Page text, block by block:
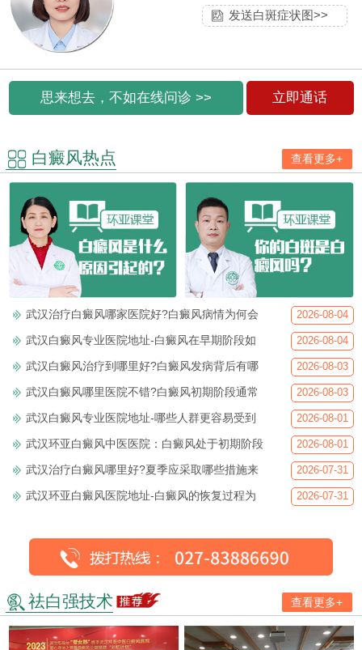
发送白斑症状图>>
思来想去，不如在线问诊 >> 立即通话
白癜风热点 查看更多+
武汉治疗白癜风哪家医院好?白癜风病情为何会 2026-08-04
武汉白癜风专业医院地址-白癜风在早期阶段如 2026-08-04
武汉白癜风治疗到哪里好?白癜风发病背后有哪 2026-08-03
武汉白癜风哪里医院不错?白癜风初期阶段通常 2026-08-03
武汉白癜风专业医院地址-哪些人群更容易受到 2026-08-01
武汉环亚白癜风中医医院：白癜风处于初期阶段 2026-08-01
武汉治疗白癜风哪里好?夏季应采取哪些措施来 2026-07-31
武汉环亚白癜风医院地址-白癜风的恢复过程为 2026-07-31
祛白强技术 查看更多+